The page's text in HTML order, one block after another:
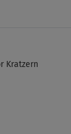
Kratzern